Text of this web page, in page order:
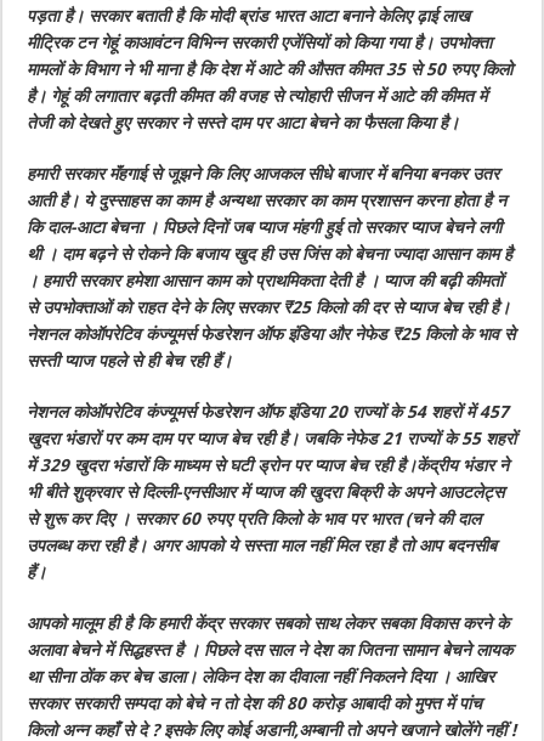
पड़ता है। सरकार बताती है कि मोदी ब्रांड भारत आटा बनाने केलिए ढ़ाई लाख
मीट्रिक टन गेहूं काआवंटन विभिन्न सरकारी एजेंसियों को किया गया है। उपभोक्ता
मामलों के विभाग ने भी माना है कि देश में आटे की औसत कीमत 35 से 50 रुपए किलो
है। गेहूं की लगातार बढ़ती कीमत की वजह से त्योहारी सीजन में आटे की कीमत में
तेजी को देखते हुए सरकार ने सस्ते दाम पर आटा बेचने का फैसला किया है।
हमारी सरकार मॅंहगाई से जूझने कि लिए आजकल सीधे बाजार में बनिया बनकर उतर
आती है। ये दुस्साहस का काम है अन्यथा सरकार का काम प्रशासन करना होता है न
कि दाल-आटा बेचना । पिछले दिनों जब प्याज मंहगी हुई तो सरकार प्याज बेचने लगी
थी । दाम बढ़ने से रोकने कि बजाय खुद ही उस जिंस को बेचना ज्यादा आसान काम है
। हमारी सरकार हमेशा आसान काम को प्राथमिकता देती है । प्याज की बढ़ी कीमतों
से उपभोक्ताओं को राहत देने के लिए सरकार ₹25 किलो की दर से प्याज बेच रही है।
नेशनल कोऑपरेटिव कंज्यूमर्स फेडरेशन ऑफ इंडिया और नेफेड ₹25 किलो के भाव से
सस्ती प्याज पहले से ही बेच रही हैं।
नेशनल कोऑपरेटिव कंज्यूमर्स फेडरेशन ऑफ इंडिया 20 राज्यों के 54 शहरों में 457
खुदरा भंडारों पर कम दाम पर प्याज बेच रही है। जबकि नेफेड 21 राज्यों के 55 शहरों
में 329 खुदरा भंडारों कि माध्यम से घटी ड्रोन पर प्याज बेच रही है।केंद्रीय भंडार ने
भी बीते शुक्रवार से दिल्ली-एनसीआर में प्याज की खुदरा बिक्री के अपने आउटलेट्स
से शुरू कर दिए । सरकार 60 रुपए प्रति किलो के भाव पर भारत (चने की दाल
उपलब्ध करा रही है। अगर आपको ये सस्ता माल नहीं मिल रहा है तो आप बदनसीब
हैं।
आपको मालूम ही है कि हमारी केंद्र सरकार सबको साथ लेकर सबका विकास करने के
अलावा बेचने में सिद्धहस्त है । पिछले दस साल ने देश का जितना सामान बेचने लायक
था सीना ठोंक कर बेच डाला। लेकिन देश का दीवाला नहीं निकलने दिया । आखिर
सरकार सरकारी सम्पदा को बेचे न तो देश की 80 करोड़ आबादी को मुफ्त में पांच
किलो अन्न कहाँ से दे ? इसके लिए कोई अडानी,अम्बानी तो अपने खजाने खोलेंगे नहीं !